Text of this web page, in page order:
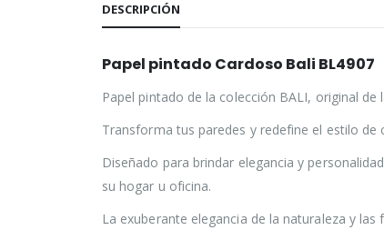
DESCRIPCIÓN
Papel pintado Cardoso Bali BL4907
Papel pintado de la colección BALI, original de
Transforma tus paredes y redefine el estilo de
Diseñado para brindar elegancia y
su hogar u oficina.
La exuberante elegancia de la naturaleza y